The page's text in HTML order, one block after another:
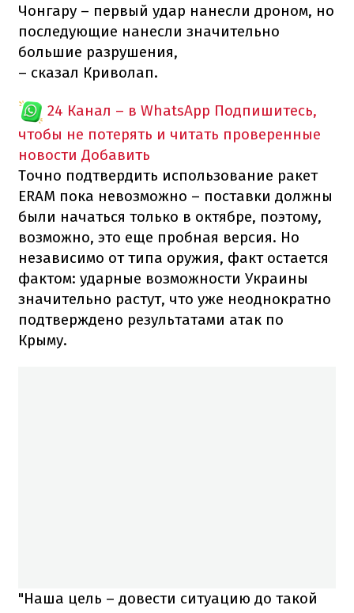
Чонгару – первый удар нанесли дроном, но
последующие нанесли значительно
большие разрушения,
– сказал Криволап.
24 Канал – в WhatsApp Подпишитесь,
чтобы не потерять и читать проверенные
новости Добавить
Точно подтвердить использование ракет
ERAM пока невозможно – поставки должны
были начаться только в октябре, поэтому,
возможно, это еще пробная версия. Но
независимо от типа оружия, факт остается
фактом: ударные возможности Украины
значительно растут, что уже неоднократно
подтверждено результатами атак по
Крыму.
"Наша цель – довести ситуацию до такой